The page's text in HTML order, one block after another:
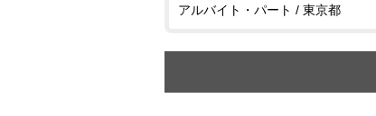
アルバイト・パート / 東京都